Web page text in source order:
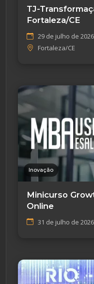
TJ-
Fortaleza/CE
29 de julho de
Fortaleza/CE
Inovação
Minicurso
Online
31 de julho de